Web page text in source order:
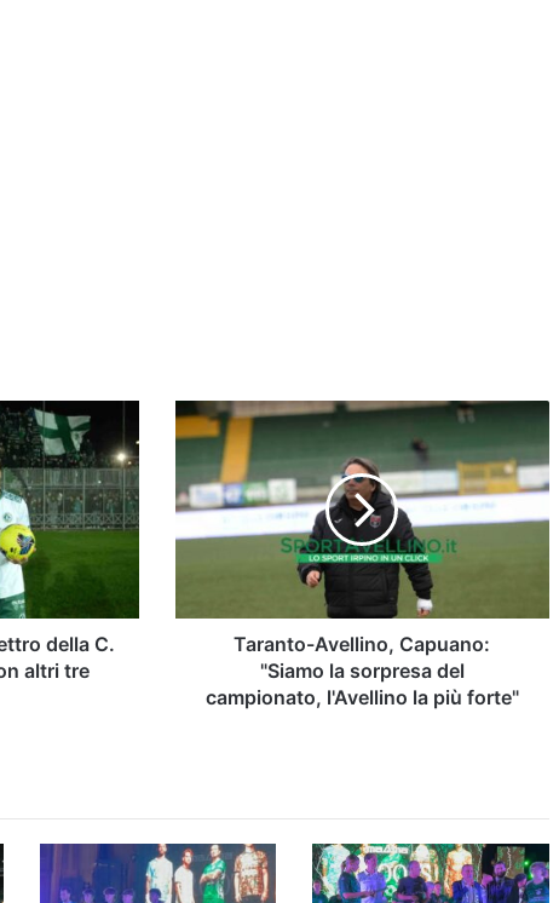
della C.
altri tre
Taranto-
Avellino,
Capuano:
"Siamo
la
sorpresa
l'Avellino
forte"
Taranto-Avellino, Capuano:
"Siamo la sorpresa del
campionato, l'Avellino la più forte"